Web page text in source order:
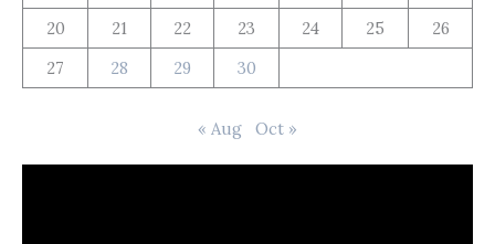
20
21 22 23 24 25
26
27
28 29 30
« Aug Oct »